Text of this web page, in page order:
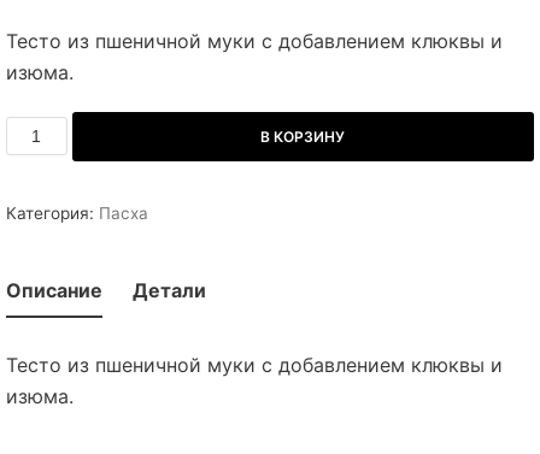
Тесто из пшеничной муки с добавлением клюквы и
изюма.
В КОРЗИНУ
Категория: Пасха
Описание Детали
Тесто из пшеничной муки с добавлением клюквы и
изюма.